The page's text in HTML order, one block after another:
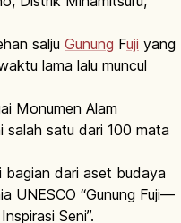
salju Gunung Fuji yang
lama lalu muncul
Monumen Alam
salah satu dari 100 mata
bagian dari aset budaya
UNESCO “Gunung Fuji—
Seni”.